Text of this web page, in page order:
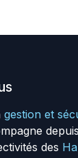
gestion et
des